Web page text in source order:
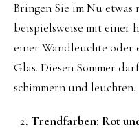
Bringen Sie im Nu etwas
beispielsweise mit einer
einer Wandleuchte oder
Glas. Diesen Sommer
schimmern und leuchten.
Trendfarben: Rot